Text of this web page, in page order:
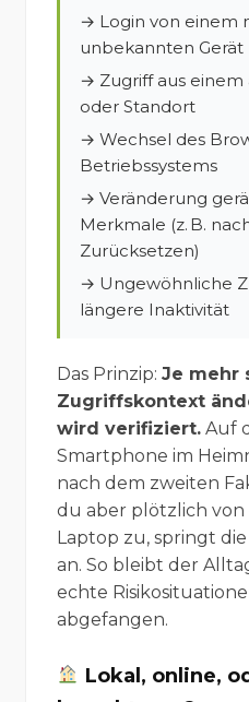
→ Login von einem
unbekannten Gerät
→ Zugriff aus
oder Standort
→ Wechsel des
Betriebssystems
→ Veränderung
Merkmale (z. B.
Zurücksetzen)
→ Ungewöhnliche
längere Inaktivität
Das Prinzip: Je mehr
Zugriffskontext
wird verifiziert. Auf
Smartphone im
nach dem zweiten
du aber plötzlich
Laptop zu, springt
an. So bleibt der
echte
abgefangen.
Lokal, online,